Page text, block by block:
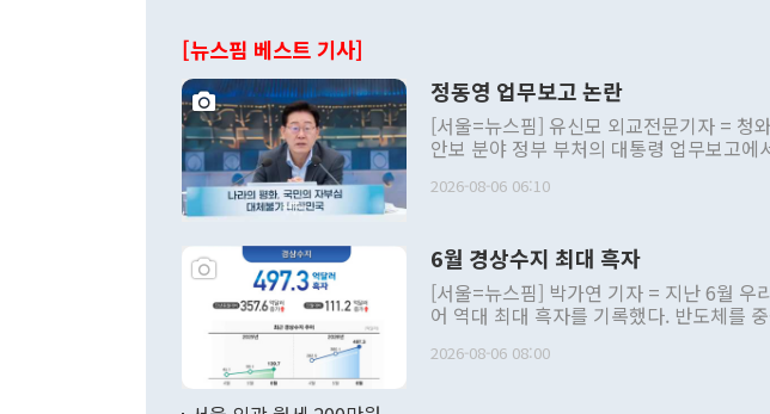
[뉴스핌 베스트 기사]
정동영 업무보고 논란
[서울=뉴스핌] 유신모 외교전문기자 = 청
안보 분야 정부 부처의 대통령 업무보고
발언 중에는 정부 내 조율을 거치지 않은
주의적 희망에 근거한 비현실적 구상'이라
관의 대북 정책 관련 발언이 물의를 빚은
관 부처 장관이 공개적으로 부정적 입장을
관의 무리한 대북 접근법과 월권을 제어해
다. [정동영 통일부 장관이 지난달 23일 오후 서울 종로구 정부서울청사에
2026-08-06 06:10
6월 경상수지 최대 흑자
[서울=뉴스핌] 박가연 기자 = 지난 6월 우
어 역대 최대 흑자를 기록했다. 반도체를
료=한국은행] 한국은행이 6일 발표한 '2026년 6월 국제수지(잠정)'에 따르
2026-08-06 08:00